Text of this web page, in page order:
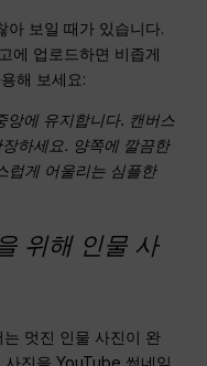
아 보일 때가 있습니다.
에 업로드하면 비좁게
해 보세요:
앙에 유지합니다. 캔버스
하세요. 양쪽에 깔끔한
럽게 어울리는 심플한
위해 인물 사
멋진 인물 사진이 완
진을 YouTube 썸네일